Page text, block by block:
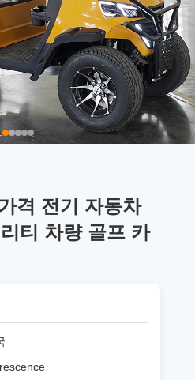
격 전기 자동차
티 차량 골프 카